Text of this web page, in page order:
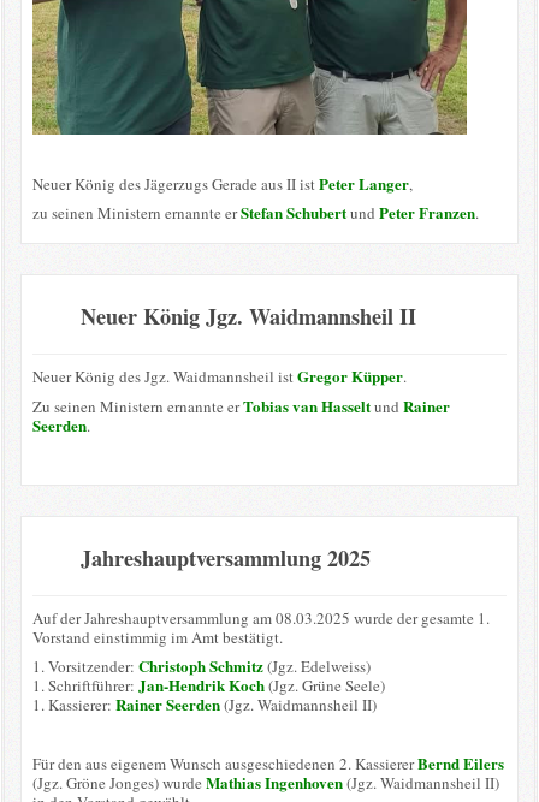
Neuer König des Jägerzugs Gerade aus II istPeter Langer,
zu seinen Ministern ernannte erStefan Schubertund Peter Franzen.
Neuer König Jgz. Waidmannsheil II
Neuer König des Jgz. Waidmannsheil istGregor Küpper.
Zu seinen Ministern ernannte erTobias van Hasseltund Rainer
Seerden.
Jahreshauptversammlung 2025
Auf der Jahreshauptversammlung am 08.03.2025 wurde der gesamte 1.
Vorstand einstimmig im Amt bestätigt.
1. Vorsitzender: Christoph Schmitz(Jgz. Edelweiss)
1. Schriftführer: Jan-Hendrik Koch(Jgz. Grüne Seele)
1. Kassierer: Rainer Seerden(Jgz. Waidmannsheil II)
Für den aus eigenem Wunsch ausgeschiedenen 2. KassiererBernd Eilers
(Jgz. Gröne Jonges) wurde Mathias Ingenhoven(Jgz. Waidmannsheil II)